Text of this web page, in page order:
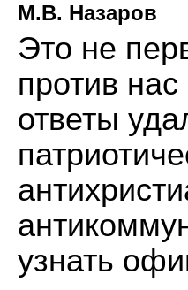
М.В. Назаров
Это не
против
ответы
узнать